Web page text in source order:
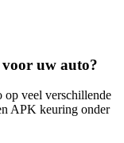
uw auto?
veel verschillende
APK keuring onder